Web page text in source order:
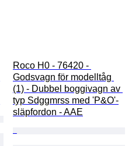
Roco H0 - 76420 -
Godsvagn för modelltåg
(1) - Dubbel boggivagn av
typ Sdggmrss med 'P&O'-
släpfordon - AAE